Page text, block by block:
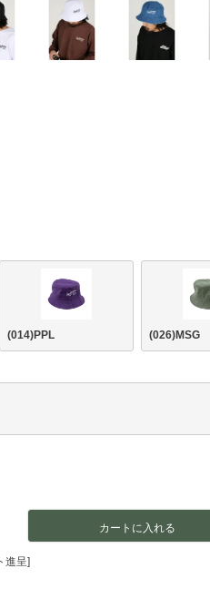
(014)PPL (026)MSG
カートに入れる
進呈]